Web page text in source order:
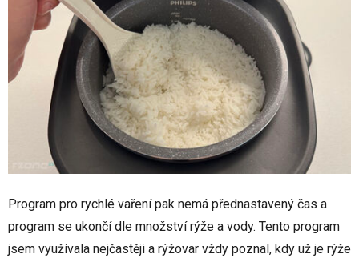
Program pro rychlé vaření pak nemá přednastavený čas a
program se ukončí dle množství rýže a vody. Tento program
jsem využívala nejčastěji a rýžovar vždy poznal, kdy už je rýže